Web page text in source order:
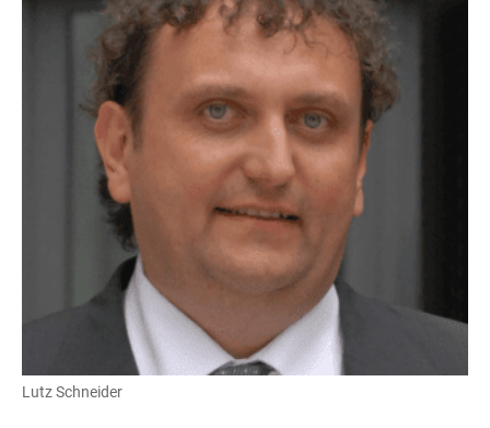
Lutz Schneider